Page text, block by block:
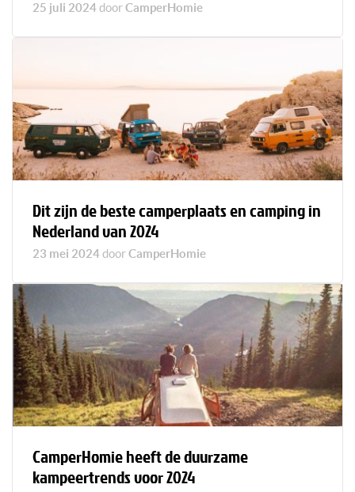
25 juli 2024doorCamperHomie
Dit zijn de beste camperplaats en camping in
Nederland van 2024
23 mei 2024doorCamperHomie
CamperHomie heeft de duurzame
kampeertrends voor 2024